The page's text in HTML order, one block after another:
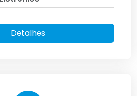
Detalhes